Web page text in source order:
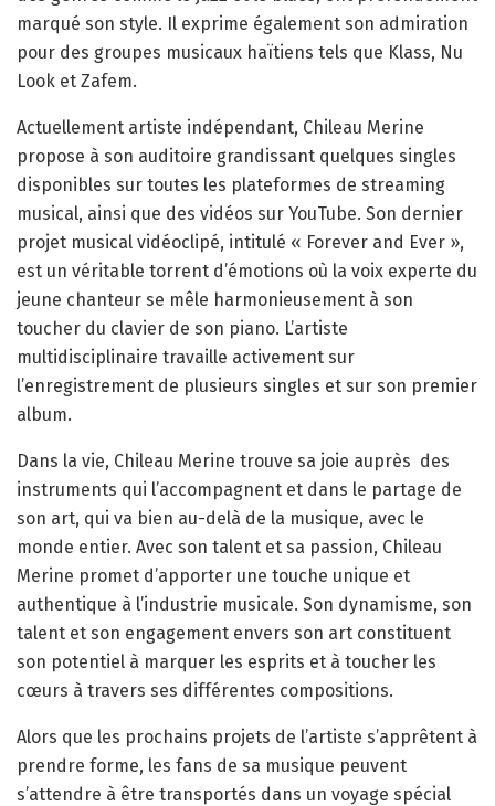
marqué son style. Il exprime également son admiration
pour des groupes musicaux haïtiens tels que Klass, Nu
Look et Zafem.
Actuellement artiste indépendant, Chileau Merine
propose à son auditoire grandissant quelques singles
disponibles sur toutes les plateformes de streaming
musical, ainsi que des vidéos sur YouTube. Son dernier
projet musical vidéoclipé, intitulé « Forever and Ever »,
est un véritable torrent d’émotions où la voix experte du
jeune chanteur se mêle harmonieusement à son
toucher du clavier de son piano. L’artiste
multidisciplinaire travaille activement sur
l’enregistrement de plusieurs singles et sur son premier
album.
Dans la vie, Chileau Merine trouve sa joie auprès des
instruments qui l’accompagnent et dans le partage de
son art, qui va bien au-delà de la musique, avec le
monde entier. Avec son talent et sa passion, Chileau
Merine promet d’apporter une touche unique et
authentique à l’industrie musicale. Son dynamisme, son
talent et son engagement envers son art constituent
son potentiel à marquer les esprits et à toucher les
cœurs à travers ses différentes compositions.
Alors que les prochains projets de l’artiste s’apprêtent à
prendre forme, les fans de sa musique peuvent
s’attendre à être transportés dans un voyage spécial